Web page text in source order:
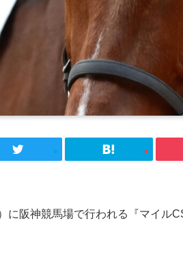
に阪神競馬場で行われる『マイル